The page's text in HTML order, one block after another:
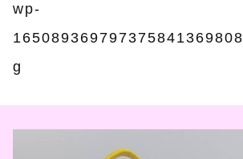
wp-
g
価格帯